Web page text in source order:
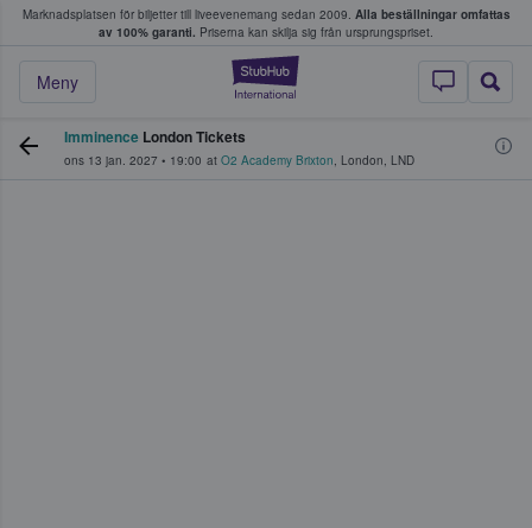
Marknadsplatsen för biljetter till liveevenemang sedan 2009. Alla beställningar omfattas
av 100% garanti. Priserna kan skilja sig från ursprungspriset.
StubHub – där
Meny
köper och säljer biljetter.
Imminence London Tickets
ons 13 jan. 2027 • 19:00 at O2 Academy Brixton, London, LND